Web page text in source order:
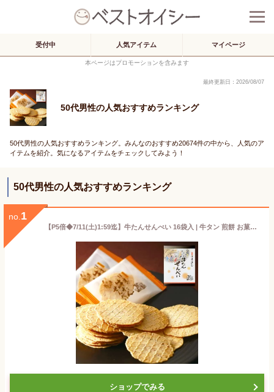
受付中 人気アイテム マイページ
本ページはプロモーションを含みます
最終更新日：2026/08/07
50代男性の人気おすすめランキング
50代男性の人気おすすめランキング。みんなのおすすめ20674件の中から、人気のア
イテムを紹介。気になるアイテムをチェックしてみよう！
50代男性の人気おすすめランキング
no. 1
【P5倍◆7/11(土)1:59迄】牛たんせんべい 16袋入 | 牛タン 煎餅 お菓子 おやつ おつまみ 肉ギフト お肉 牛肉 誕生日プレゼント 贈り物 贈答用 お取り寄せグルメ お土産 食品 食べ物 内祝い お中元 御中元 夏ギフト 暑中見舞い 残暑見舞い 仙台 宮城 F-2
ショップでみる